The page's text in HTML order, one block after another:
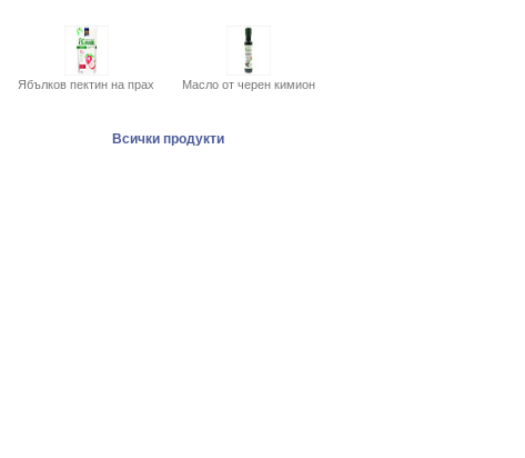
Ябълков пектин на прах Масло от черен кимион
Всички продукти